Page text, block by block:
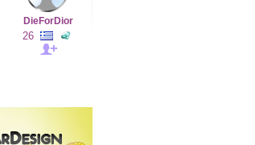
DieForDior
26